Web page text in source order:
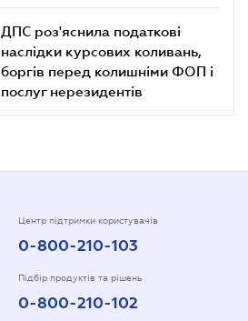
ДПС роз'яснила податкові
наслідки курсових коливань,
боргів перед колишніми ФОП і
послуг нерезидентів
Центр підтримки користувачів
0-800-210-103
Підбір продуктів та рішень
0-800-210-102